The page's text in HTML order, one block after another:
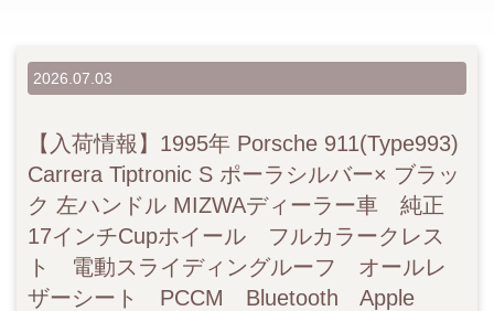
2026.07.03
【入荷情報】1995年 Porsche 911(Type993)
Carrera Tiptronic S ポーラシルバー× ブラッ
ク 左ハンドル MIZWAディーラー車 純正
17インチCupホイール フルカラークレス
ト 電動スライディングルーフ オールレ
ザーシート PCCM Bluetooth Apple